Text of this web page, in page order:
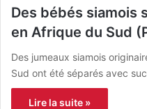
Des bébés siamois
en Afrique du Sud
Des jumeaux siamois
Sud ont été séparés avec
Lire la suite »